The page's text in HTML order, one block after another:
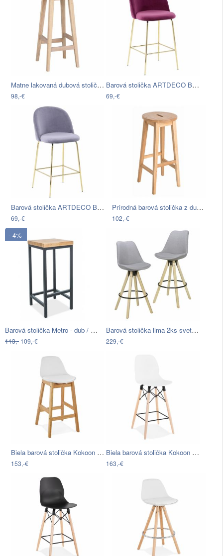
Matne lakovaná dubová stolička Rowico…
98,-€
Barová stolička ARTDECO BAR bordová
69,-€
Barová stolička ARTDECO BAR šedá
69,-€
Prírodná barová stolička z dubového…
102,-€
- 4%
Barová stolička Metro - dub / čierna
113,- 109,-€
Barová stolička lima 2ks svetlosivá
229,-€
Biela barová stolička Kokoon Elody,…
153,-€
Biela barová stolička Kokoon Marcel…
163,-€